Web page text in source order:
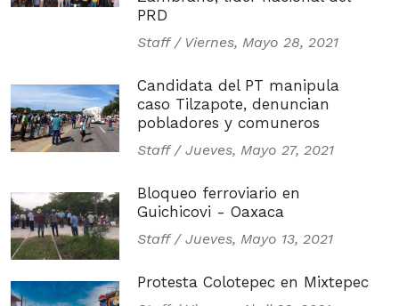
PRD
Staff / Viernes, Mayo 28, 2021
Candidata del PT manipula
caso Tilzapote, denuncian
pobladores y comuneros
Staff / Jueves, Mayo 27, 2021
Bloqueo ferroviario en
Guichicovi - Oaxaca
Staff / Jueves, Mayo 13, 2021
Protesta Colotepec en Mixtepec